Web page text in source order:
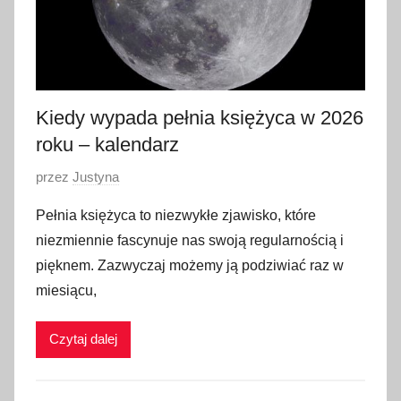
Kiedy wypada pełnia księżyca w 2026
roku – kalendarz
O
u
b
l
i
w
przez Justyna
Pełnia księżyca to niezwykłe zjawisko, które
niezmiennie fascynuje nas swoją regularnością i
pięknem. Zazwyczaj możemy ją podziwiać raz w
miesiącu,
Czytaj dalej